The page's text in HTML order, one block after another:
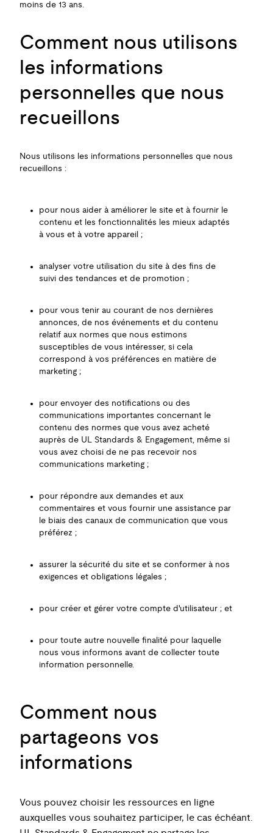
moins de 13 ans.
Comment nous utilisons
les informations
personnelles que nous
recueillons
Nous utilisons les informations personnelles que nous
recueillons :
pour nous aider à améliorer le site et à fournir le
contenu et les fonctionnalités les mieux adaptés
à vous et à votre appareil ;
analyser votre utilisation du site à des fins de
suivi des tendances et de promotion ;
pour vous tenir au courant de nos dernières
annonces, de nos événements et du contenu
relatif aux normes que nous estimons
susceptibles de vous intéresser, si cela
correspond à vos préférences en matière de
marketing ;
pour envoyer des notifications ou des
communications importantes concernant le
contenu des normes que vous avez acheté
auprès de UL Standards & Engagement, même si
vous avez choisi de ne pas recevoir nos
communications marketing ;
pour répondre aux demandes et aux
commentaires et vous fournir une assistance par
le biais des canaux de communication que vous
préférez ;
assurer la sécurité du site et se conformer à nos
exigences et obligations légales ;
pour créer et gérer votre compte d'utilisateur ; et
pour toute autre nouvelle finalité pour laquelle
nous vous informons avant de collecter toute
information personnelle.
Comment nous
partageons vos
informations
Vous pouvez choisir les ressources en ligne
auxquelles vous souhaitez participer, le cas échéant.